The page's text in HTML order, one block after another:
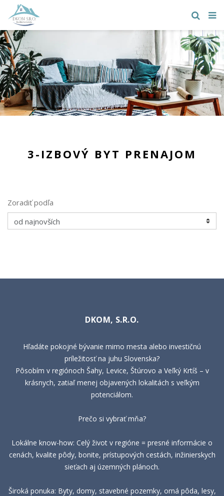
3-IZBOVÝ BYT PRENAJOM
Zoradiť podľa
DKOM, S.R.O.
Hľadáte pokojné bývanie mimo mesta alebo investičnú
príležitosť na juhu Slovenska?
Pôsobím v regiónoch Šahy, Levice, Štúrovo a Veľký Krtíš – v
krásnych, zatiaľ menej objavených lokalitách s veľkým
potenciálom.
Prečo si vybrať mňa?
Lokálne know-how: Celý život v regióne = presné informácie o
cenách, kvalite pôdy, bonite, prístupových cestách, inžinierskych
sieťach aj územných plánoch.
Široká ponuka: Byty, domy, stavebné pozemky, orná pôda, lesy,